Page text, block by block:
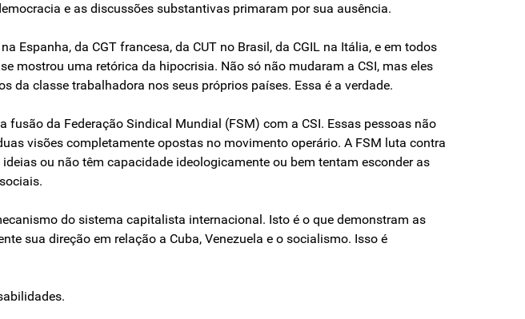
e as discussões substantivas primaram por sua ausência.
Espanha, da CGT francesa, da CUT no Brasil, da CGIL na Itália, e em todos
mostrou uma retórica da hipocrisia. Não só não mudaram a CSI, mas eles
da classe trabalhadora nos seus próprios países. Essa é a verdade.
da Federação Sindical Mundial (FSM) com a CSI. Essas pessoas não
visões completamente opostas no movimento operário. A FSM luta contra
ou não têm capacidade ideologicamente ou bem tentam esconder as
do sistema capitalista internacional. Isto é o que demonstram as
sua direção em relação a Cuba, Venezuela e o socialismo. Isso é